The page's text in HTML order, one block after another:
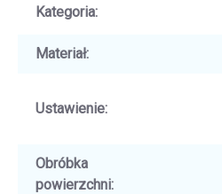
Kategoria:
Materiał:
Ustawienie:
Obróbka
powierzchni: